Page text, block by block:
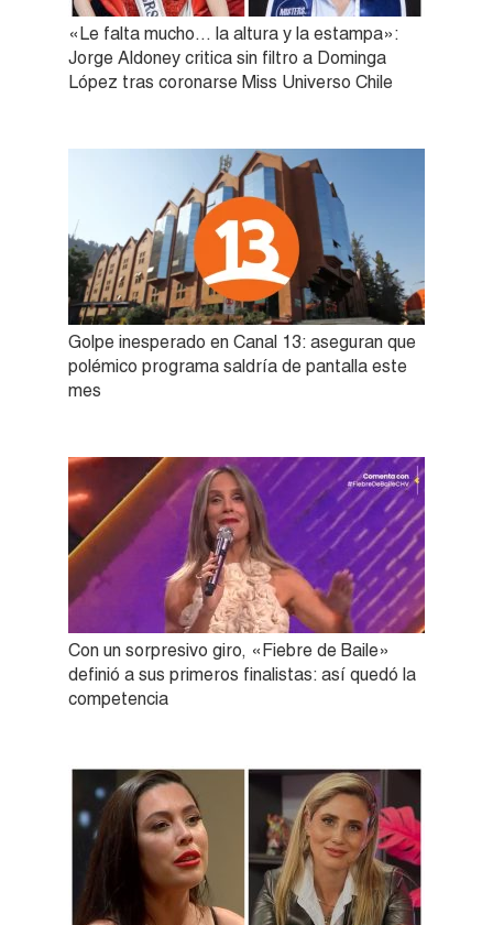
«Le falta mucho… la altura y la estampa»:
Jorge Aldoney critica sin filtro a Dominga
López tras coronarse Miss Universo Chile
Golpe inesperado en Canal 13: aseguran que
polémico programa saldría de pantalla este
mes
Con un sorpresivo giro, «Fiebre de Baile»
definió a sus primeros finalistas: así quedó la
competencia